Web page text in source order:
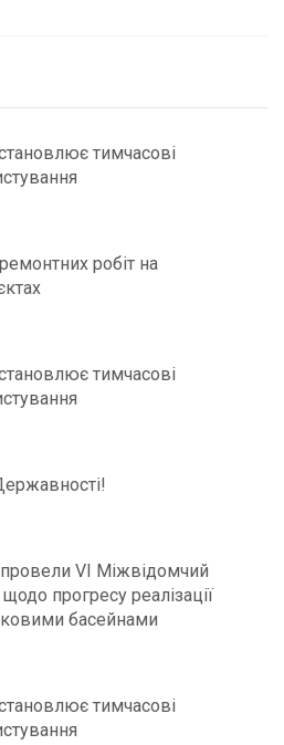
тимчасові
робіт на
тимчасові
VІ Міжвідомчий
прогресу реалізації
басейнами
тимчасові